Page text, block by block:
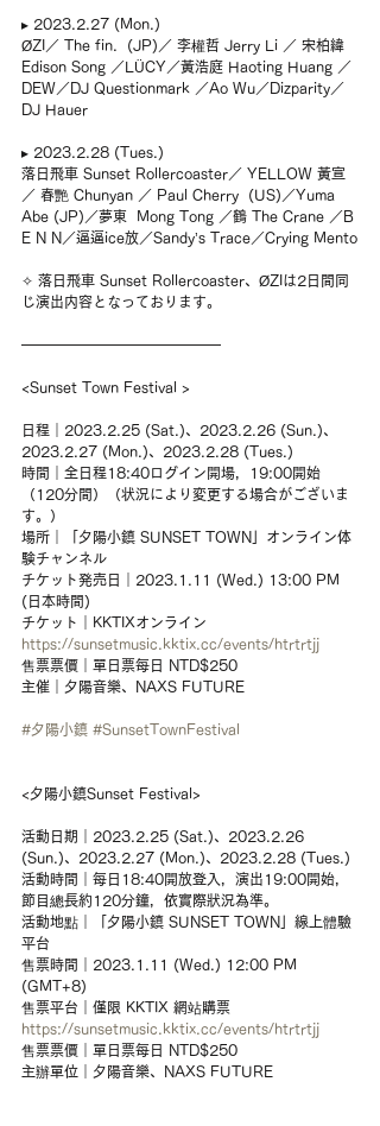
▸ 2023.2.27 (Mon.)
ØZI／ The fin.  (JP)／ 李權哲 Jerry Li ／ 宋柏緯
Edison Song ／LÜCY／黃浩庭 Haoting Huang ／
DEW／DJ Questionmark ／Ao Wu／Dizparity／
DJ Hauer
▸ 2023.2.28 (Tues.)
落日飛車 Sunset Rollercoaster／ YELLOW 黃宣
／ 春艷 Chunyan ／ Paul Cherry  (US)／Yuma
Abe (JP)／夢東  Mong Tong ／鶴 The Crane ／B
E N N／逼逼ice放／Sandy’s Trace／Crying Mento
✧ 落日飛車 Sunset Rollercoaster、ØZIは2日間同
じ演出内容となっております。
━━━━━━━━━━━━━━
<Sunset Town Festival >
日程｜2023.2.25 (Sat.)、2023.2.26 (Sun.)、
2023.2.27 (Mon.)、2023.2.28 (Tues.)
時間｜全日程18:40ログイン開場，19:00開始
（120分間）（状況により変更する場合がございま
す。）
場所｜「夕陽小鎮 SUNSET TOWN」オンライン体
験チャンネル
チケット発売日｜2023.1.11 (Wed.) 13:00 PM
(日本時間)
チケット｜KKTIXオンライン
https://sunsetmusic.kktix.cc/events/htrtrtjj
售票票價｜單日票每日 NTD$250
主催｜夕陽音樂、NAXS FUTURE
#夕陽小鎮 #SunsetTownFestival
<夕陽小鎮Sunset Festival>
活動日期｜2023.2.25 (Sat.)、2023.2.26
(Sun.)、2023.2.27 (Mon.)、2023.2.28 (Tues.)
活動時間｜每日18:40開放登入，演出19:00開始，
節目總長約120分鐘，依實際狀況為準。
活動地點｜「夕陽小鎮 SUNSET TOWN」線上體驗
平台
售票時間｜2023.1.11 (Wed.) 12:00 PM
(GMT+8)
售票平台｜僅限 KKTIX 網站購票
https://sunsetmusic.kktix.cc/events/htrtrtjj
售票票價｜單日票每日 NTD$250
主辦單位｜夕陽音樂、NAXS FUTURE